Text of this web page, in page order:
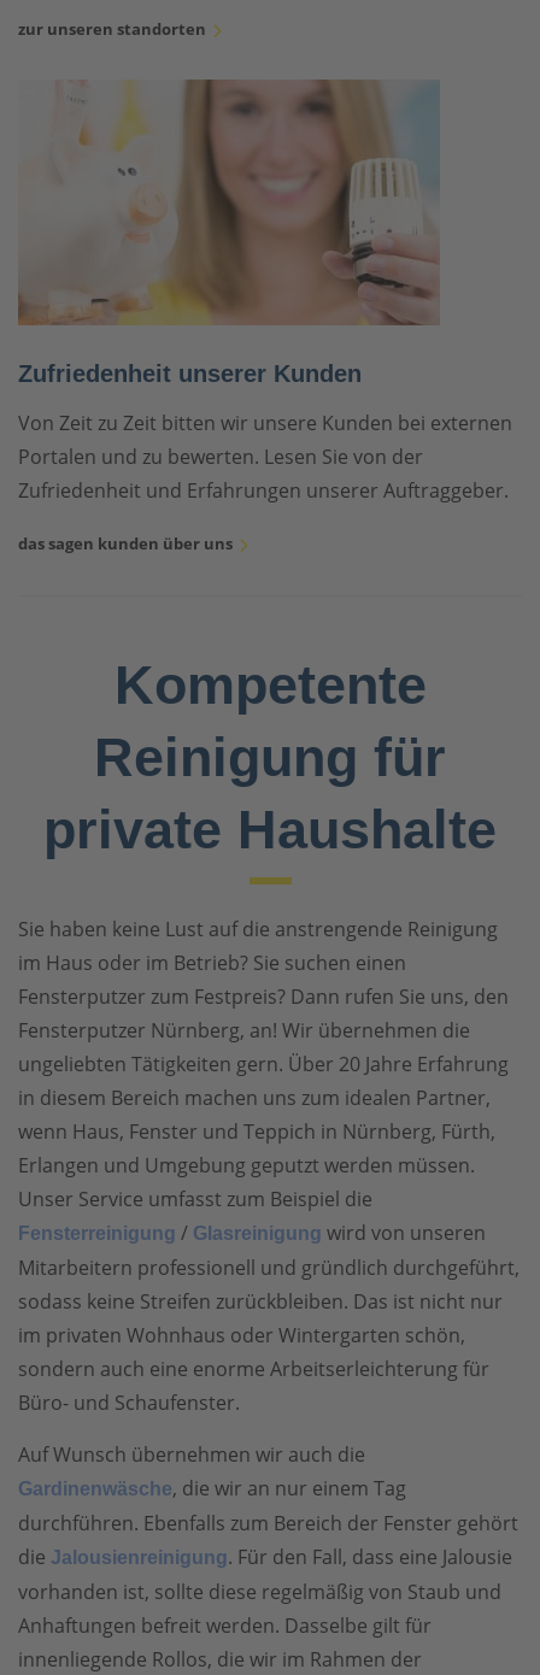
zur unseren standorten
Zufriedenheit unserer Kunden
Von Zeit zu Zeit bitten wir unsere Kunden bei externen
Portalen und zu bewerten. Lesen Sie von der
Zufriedenheit und Erfahrungen unserer Auftraggeber.
das sagen kunden über uns
Kompetente
Reinigung für
private Haushalte
Sie haben keine Lust auf die anstrengende Reinigung
im Haus oder im Betrieb? Sie suchen einen
Fensterputzer zum Festpreis? Dann rufen Sie uns, den
Fensterputzer Nürnberg, an! Wir übernehmen die
ungeliebten Tätigkeiten gern. Über 20 Jahre Erfahrung
in diesem Bereich machen uns zum idealen Partner,
wenn Haus, Fenster und Teppich in Nürnberg, Fürth,
Erlangen und Umgebung geputzt werden müssen.
Unser Service umfasst zum Beispiel die
Fensterreinigung / Glasreinigung wird von unseren
Mitarbeitern professionell und gründlich durchgeführt,
sodass keine Streifen zurückbleiben. Das ist nicht nur
im privaten Wohnhaus oder Wintergarten schön,
sondern auch eine enorme Arbeitserleichterung für
Büro- und Schaufenster.
Auf Wunsch übernehmen wir auch die
Gardinenwäsche, die wir an nur einem Tag
durchführen. Ebenfalls zum Bereich der Fenster gehört
die Jalousienreinigung. Für den Fall, dass eine Jalousie
vorhanden ist, sollte diese regelmäßig von Staub und
Anhaftungen befreit werden. Dasselbe gilt für
innenliegende Rollos, die wir im Rahmen der